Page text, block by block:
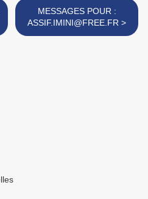
MESSAGES POUR :
ASSIF.IMINI@FREE.FR >